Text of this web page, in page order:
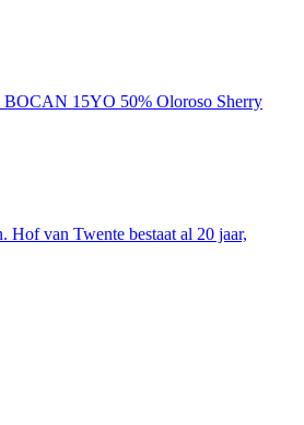
15YO 50% Oloroso Sherry
van Twente bestaat al 20 jaar,